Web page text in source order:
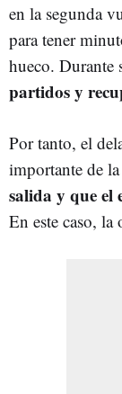
en la segunda
para tener
hueco. Durante
partidos y
Por tanto, el
importante de
salida y que el
En este caso,